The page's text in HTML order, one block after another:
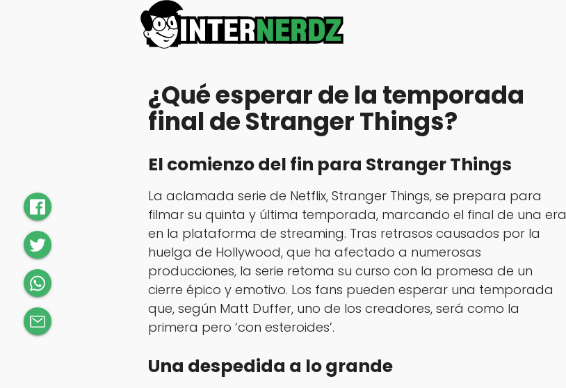
¿Qué esperar de la temporada
final de Stranger Things?
El comienzo del fin para Stranger Things
La aclamada serie de Netflix, Stranger Things, se prepara para
filmar su quinta y última temporada, marcando el final de una era
en la plataforma de streaming. Tras retrasos causados por la
huelga de Hollywood, que ha afectado a numerosas
producciones, la serie retoma su curso con la promesa de un
cierre épico y emotivo. Los fans pueden esperar una temporada
que, según Matt Duffer, uno de los creadores, será como la
primera pero ‘con esteroides’.
Una despedida a lo grande